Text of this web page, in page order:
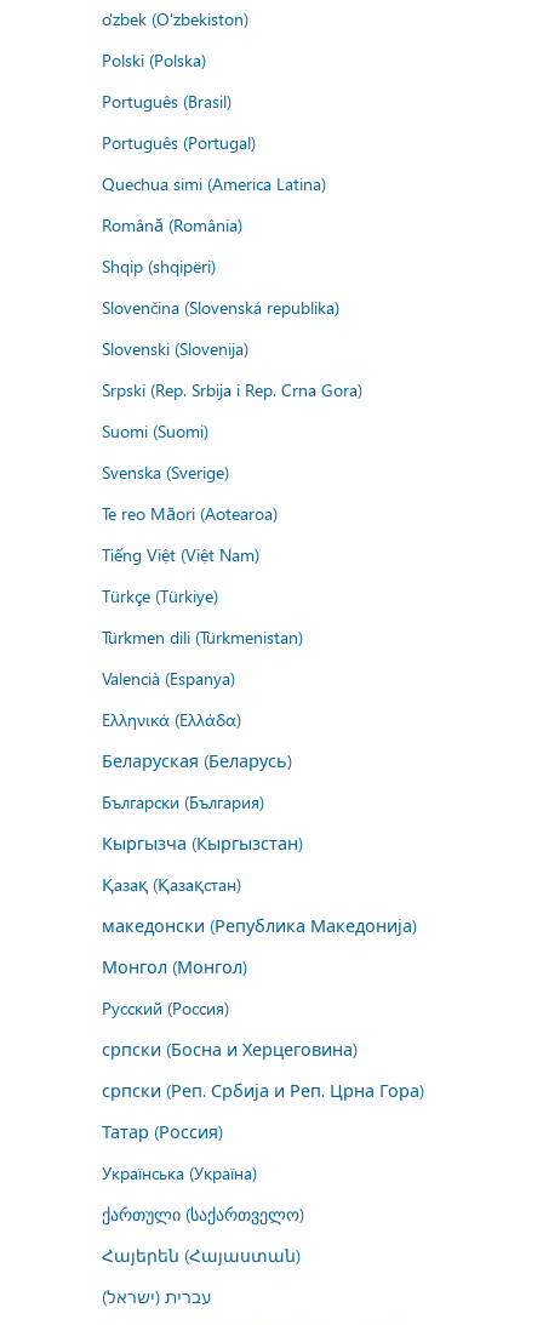
o'zbek (O'zbekiston)
Polski (Polska)
Português (Brasil)
Português (Portugal)
Quechua simi (America Latina)
Română (România)
Shqip (shqipëri)
Slovenčina (Slovenská republika)
Slovenski (Slovenija)
Srpski (Rep. Srbija i Rep. Crna Gora)
Suomi (Suomi)
Svenska (Sverige)
Te reo Māori (Aotearoa)
Tiếng Việt (Việt Nam)
Türkçe (Türkiye)
Türkmen dili (Türkmenistan)
Valencià (Espanya)
Ελληνικά (Ελλάδα)
Беларуская (Беларусь)
Български (България)
Кыргызча (Кыргызстан)
Қазақ (Қазақстан)
македонски (Република Македонија)
Монгол (Монгол)
Русский (Россия)
српски (Босна и Херцеговина)
српски (Реп. Србија и Реп. Црна Гора)
Татар (Россия)
Українська (Україна)
ქართული (საქართველო)
Հայերեն (Հայաստան)
עברית (ישראל)